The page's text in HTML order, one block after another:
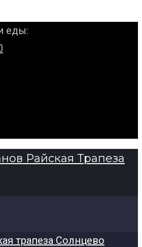
еды:
трапеза Солнцево